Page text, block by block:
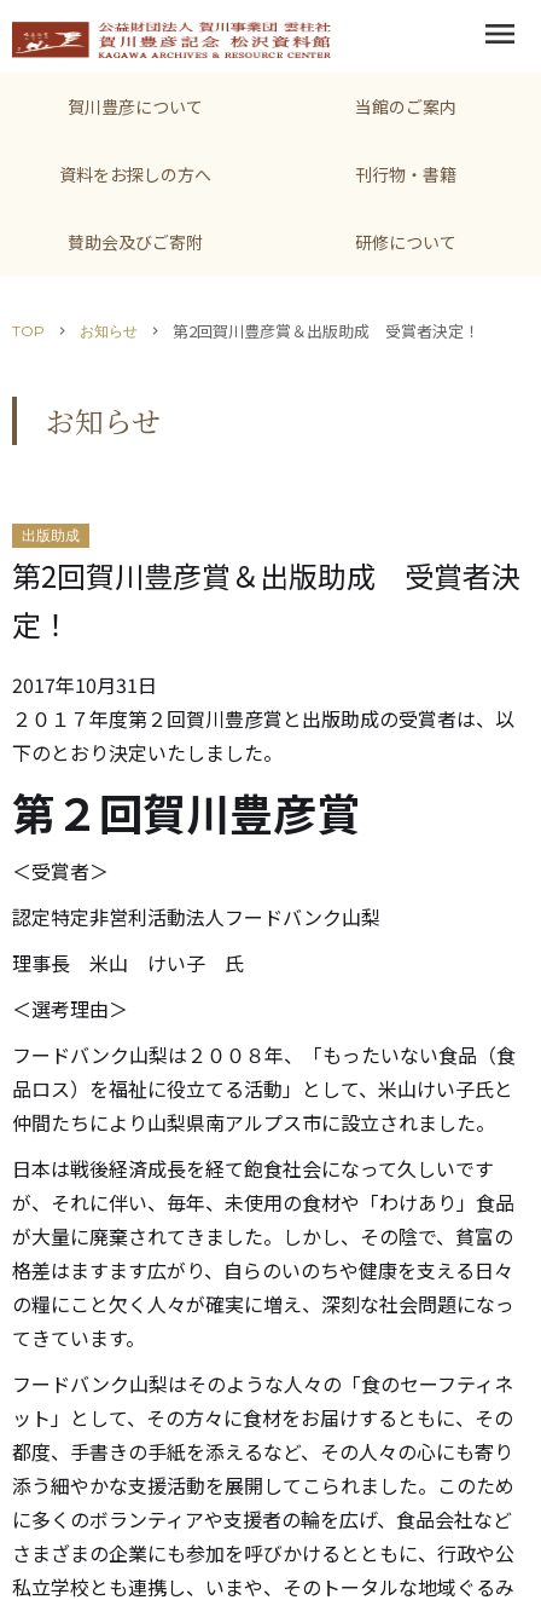
menu
賀川豊彦について 当館のご案内
資料をお探しの方へ 刊行物・書籍
賛助会及びご寄附 研修について
TOP chevron_right お知らせ chevron_right 第2回賀川豊彦賞＆出版助成 受賞者決定！
お知らせ
出版助成
第2回賀川豊彦賞＆出版助成 受賞者決
定！
2017年10月31日
２０１７年度第２回賀川豊彦賞と出版助成の受賞者は、以
下のとおり決定いたしました。
第２回賀川豊彦賞
＜受賞者＞
認定特定非営利活動法人フードバンク山梨
理事長 米山 けい子 氏
＜選考理由＞
フードバンク山梨は２００８年、「もったいない食品（食
品ロス）を福祉に役立てる活動」として、米山けい子氏と
仲間たちにより山梨県南アルプス市に設立されました。
日本は戦後経済成長を経て飽食社会になって久しいです
が、それに伴い、毎年、未使用の食材や「わけあり」食品
が大量に廃棄されてきました。しかし、その陰で、貧富の
格差はますます広がり、自らのいのちや健康を支える日々
の糧にこと欠く人々が確実に増え、深刻な社会問題になっ
てきています。
フードバンク山梨はそのような人々の「食のセーフティネ
ット」として、その方々に食材をお届けするともに、その
都度、手書きの手紙を添えるなど、その人々の心にも寄り
添う細やかな支援活動を展開してこられました。このため
に多くのボランティアや支援者の輪を広げ、食品会社など
さまざまの企業にも参加を呼びかけるとともに、行政や公
私立学校とも連携し、いまや、そのトータルな地域ぐるみ